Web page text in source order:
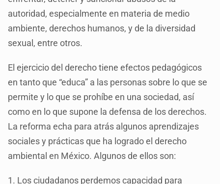
autoridad, especialmente en materia de medio
ambiente, derechos humanos, y de la diversidad
sexual, entre otros.
El ejercicio del derecho tiene efectos pedagógicos
en tanto que “educa” a las personas sobre lo que se
permite y lo que se prohíbe en una sociedad, así
como en lo que supone la defensa de los derechos.
La reforma echa para atrás algunos aprendizajes
sociales y prácticas que ha logrado el derecho
ambiental en México. Algunos de ellos son:
1. Los ciudadanos perdemos capacidad para